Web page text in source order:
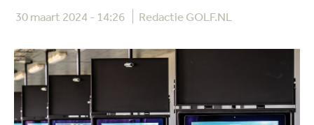
30 maart 2024 - 14:26 Redactie GOLF.NL